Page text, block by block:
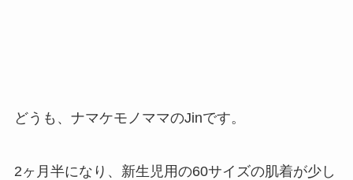
どうも、ナマケモノママのJinです。
2ヶ月半になり、新生児用の60サイズの肌着が少し